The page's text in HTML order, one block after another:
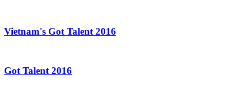
Vietnam's Got Talent 2016
Got Talent 2016